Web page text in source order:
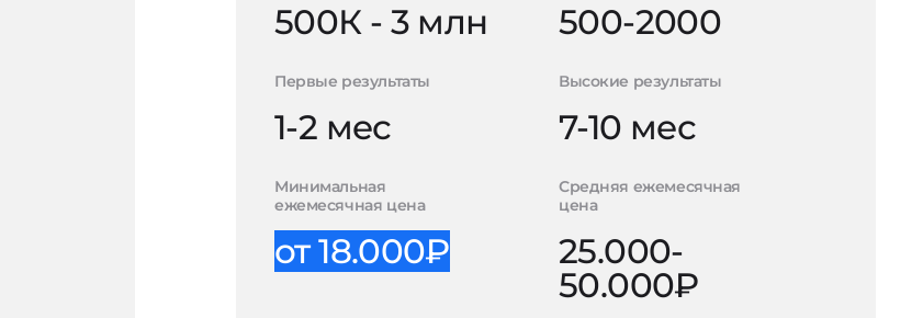
500К - 3 млн 500-2000
Первые результаты
1-2 мес
Высокие результаты
7-10 мес
Минимальная
ежемесячная цена
от 18.000₽
Средняя ежемесячная
цена
25.000-
50.000₽